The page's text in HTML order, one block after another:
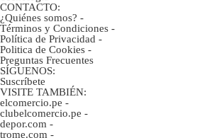
CONTACTO:
¿Quiénes somos? -
Términos y Condiciones -
Política de Privacidad -
Politica de Cookies -
Preguntas Frecuentes
SÍGUENOS:
Suscríbete
VISITE TAMBIÉN:
elcomercio.pe -
clubelcomercio.pe -
depor.com -
trome.com -